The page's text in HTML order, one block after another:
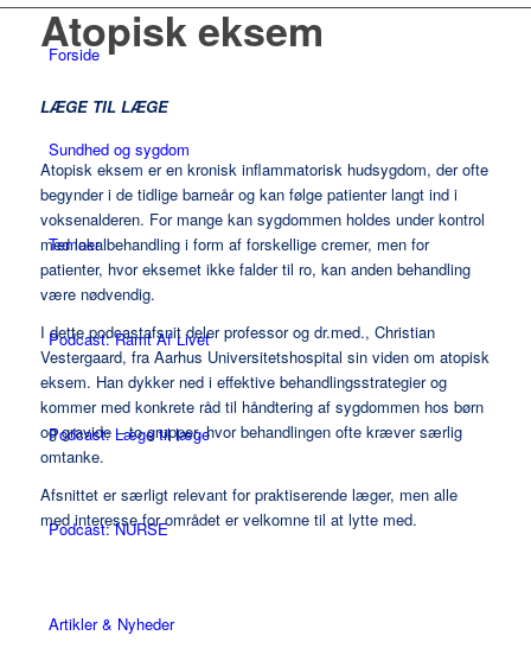
Forside
Sundhed og sygdom
Temaer
Podcast: Ramt Af Livet
Podcast: Læge til læge
Podcast: NURSE
Artikler & Nyheder
Atopisk eksem
LÆGE TIL LÆGE
Atopisk eksem er en kronisk inflammatorisk hudsygdom, der ofte
begynder i de tidlige barneår og kan følge patienter langt ind i
voksenalderen. For mange kan sygdommen holdes under kontrol
med lokalbehandling i form af forskellige cremer, men for
patienter, hvor eksemet ikke falder til ro, kan anden behandling
være nødvendig.
I dette podcastafsnit deler professor og dr.med., Christian
Vestergaard, fra Aarhus Universitetshospital sin viden om atopisk
eksem. Han dykker ned i effektive behandlingsstrategier og
kommer med konkrete råd til håndtering af sygdommen hos børn
og gravide – to grupper, hvor behandlingen ofte kræver særlig
omtanke.
Afsnittet er særligt relevant for praktiserende læger, men alle
med interesse for området er velkomne til at lytte med.